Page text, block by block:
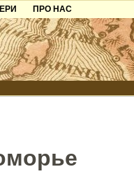
ПРО НАС
Контакти
Партнерам
Додати готель